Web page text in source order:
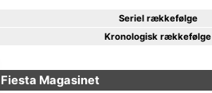
Seriel rækkefølge
Kronologisk rækkefølge
Fiesta Magasinet